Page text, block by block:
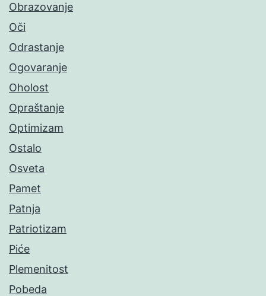
Obrazovanje
Oči
Odrastanje
Ogovaranje
Oholost
Opraštanje
Optimizam
Ostalo
Osveta
Pamet
Patnja
Patriotizam
Piće
Plemenitost
Pobeda